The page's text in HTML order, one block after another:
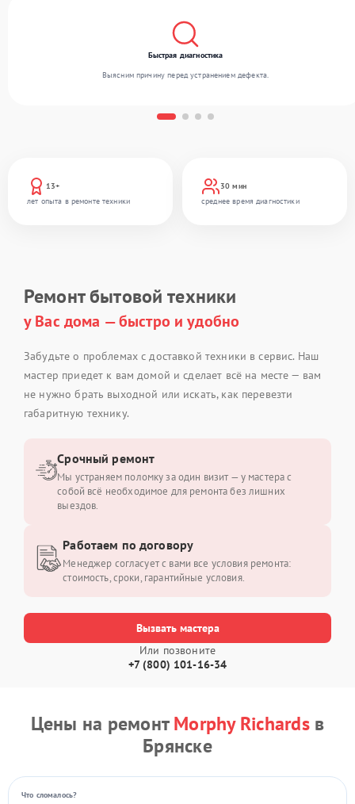
13+
лет опыта в ремонте техники
30 мин
среднее время диагностики
Быстрая диагностика
Выясним причину перед устранением дефекта.
Ремонт бытовой техники
у Вас дома — быстро и удобно
Забудьте о проблемах с доставкой техники в сервис. Наш
мастер приедет к вам домой и сделает всё на месте — вам
не нужно брать выходной или искать, как перевезти
габаритную технику.
Вызвать мастера
Или позвоните
+7 (800) 101-16-34
Срочный ремонт
Мы устраняем поломку за один визит — у мастера с
собой всё необходимое для ремонта без лишних
выездов.
Работаем по договору
Менеджер согласует с вами все условия ремонта:
стоимость, сроки, гарантийные условия.
Цены на ремонтMorphy Richardsв
Брянске
Что сломалось?